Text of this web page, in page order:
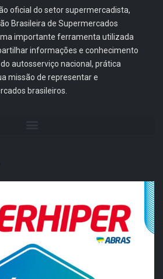
oficial do setor supermercadista,
Brasileira de Supermercados
importante ferramenta utilizada
informações e conhecimento
autosserviço nacional, prática
missão de representar e
brasileiros.